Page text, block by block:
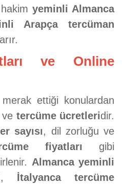
hakimyeminli Almanca
Arapça tercüman
ve Online
merak ettiği konulardan
ve tercüme ücretleridir.
sayısı, dil zorluğu ve
fiyatları gibi
Almanca yeminli
, İtalyanca tercüme